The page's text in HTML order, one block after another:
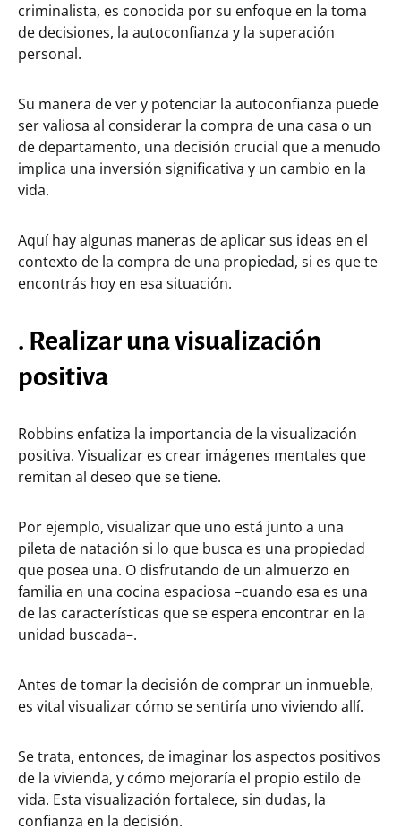
criminalista, es conocida por su enfoque en la toma
de decisiones, la autoconfianza y la superación
personal.
Su manera de ver y potenciar la autoconfianza puede
ser valiosa al considerar la compra de una casa o un
de departamento, una decisión crucial que a menudo
implica una inversión significativa y un cambio en la
vida.
Aquí hay algunas maneras de aplicar sus ideas en el
contexto de la compra de una propiedad, si es que te
encontrás hoy en esa situación.
. Realizar una visualización
positiva
Robbins enfatiza la importancia de la visualización
positiva. Visualizar es crear imágenes mentales que
remitan al deseo que se tiene.
Por ejemplo, visualizar que uno está junto a una
pileta de natación si lo que busca es una propiedad
que posea una. O disfrutando de un almuerzo en
familia en una cocina espaciosa –cuando esa es una
de las características que se espera encontrar en la
unidad buscada–.
Antes de tomar la decisión de comprar un inmueble,
es vital visualizar cómo se sentiría uno viviendo allí.
Se trata, entonces, de imaginar los aspectos positivos
de la vivienda, y cómo mejoraría el propio estilo de
vida. Esta visualización fortalece, sin dudas, la
confianza en la decisión.